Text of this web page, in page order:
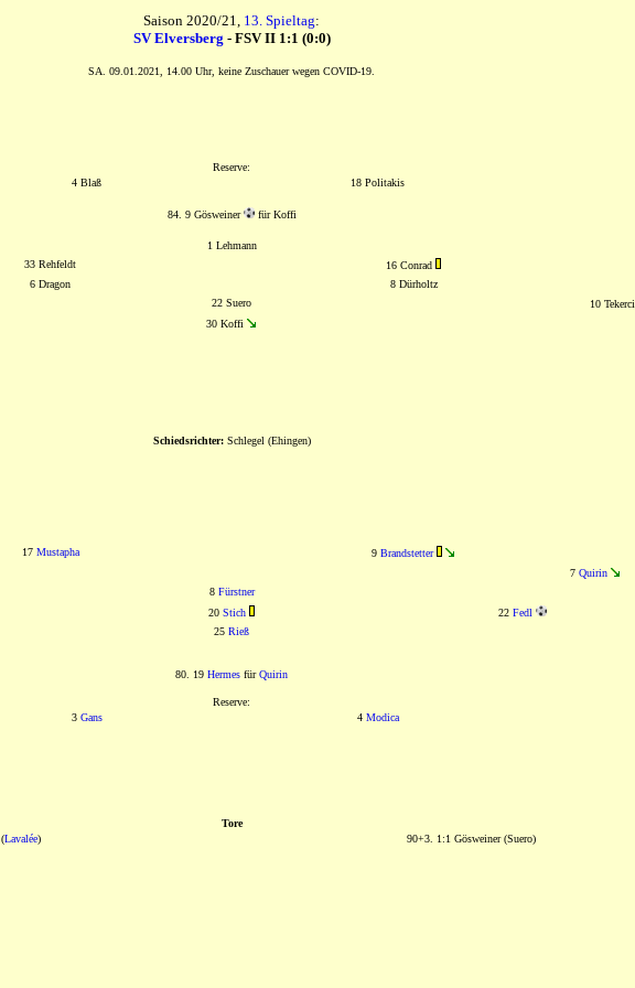
Saison 2020/21, 13. Spieltag:
SV Elversberg - FSV II 1:1 (0:0)
SA. 09.01.2021, 14.00 Uhr, keine Zuschauer wegen COVID-19.
Reserve:
4 Blaß 18 Politakis
84. 9 Gösweiner für Koffi
1 Lehmann
33 Rehfeldt 16 Conrad
6 Dragon
8 Dürholtz
22 Suero
10 Tekerci
30 Koffi
Schiedsrichter:Schlegel (Ehingen)
17 Mustapha 9 Brandstetter
7 Quirin
8 Fürstner
20 Stich 22 Fedl
25 Rieß
80. 19 Hermes fürQuirin
Reserve:
3 Gans 4 Modica
Tore
(Lavalée) 90+3. 1:1 Gösweiner (Suero)